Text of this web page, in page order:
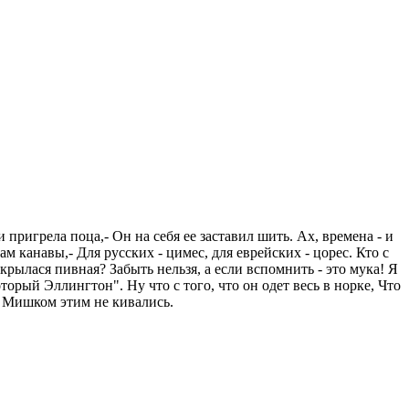
поца,- Он на себя ее заставил шить. Ах, времена - и
канавы,- Для русских - цимес, для еврейских - цорес. Кто с
пивная? Забыть нельзя, а если вспомнить - это мука! Я
Эллингтон". Ну что с того, что он одет весь в норке, Что
Мишком этим не кивались.